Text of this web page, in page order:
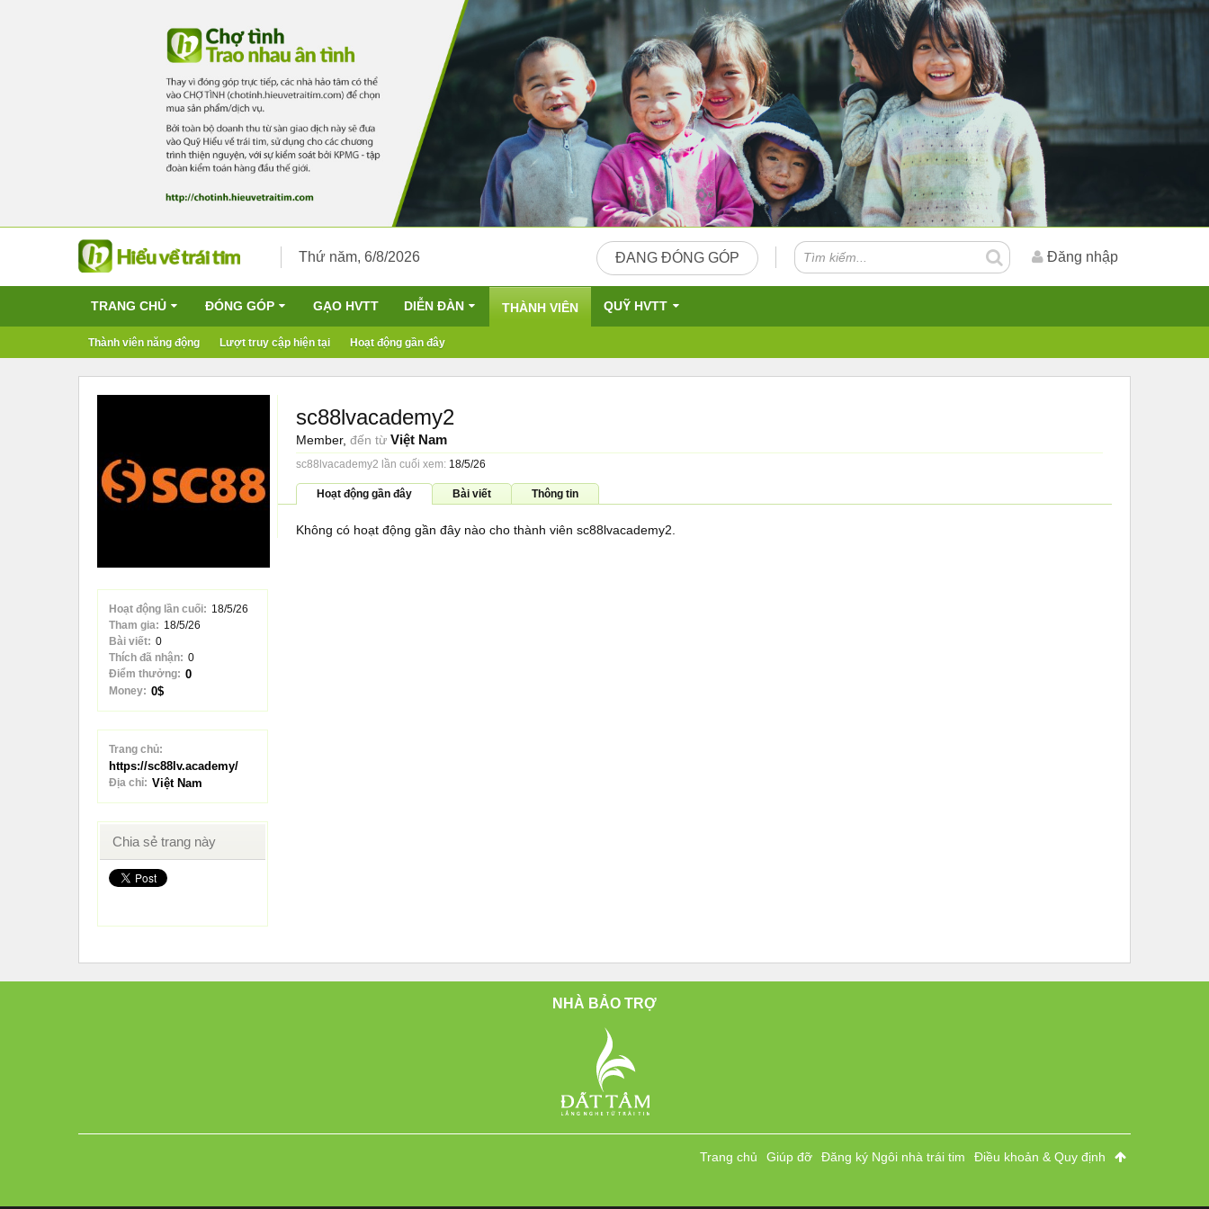
Thứ năm, 6/8/2026 ĐANG ĐÓNG GÓP Đăng nhập
TRANG CHỦ ĐÓNG GÓP GẠO HVTT DIỄN ĐÀN THÀNH VIÊN
Thành viên năng động Lượt truy cập hiện tại Hoạt động gần đây
QUỸ HVTT
Hoạt động lần cuối: 18/5/26
Tham gia: 18/5/26
Bài viết: 0
Thích đã nhận: 0
Điểm thưởng: 0
Money: 0$
Trang chủ:
https://sc88lv.academy/
Địa chỉ: Việt Nam
Chia sẻ trang này
sc88lvacademy2
Member, đến từ Việt Nam
sc88lvacademy2 lần cuối xem: 18/5/26
Hoạt động gần đây Bài viết Thông tin
Không có hoạt động gần đây nào cho thành viên sc88lvacademy2.
NHÀ BẢO TRỢ
Trang chủ Giúp đỡ Đăng ký Ngôi nhà trái tim Điều khoản & Quy định